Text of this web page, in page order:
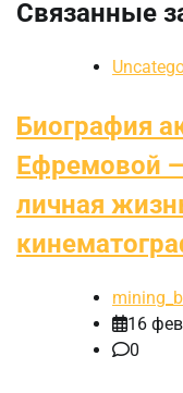
Связанные
Биография
Ефремовой
личная
16
0